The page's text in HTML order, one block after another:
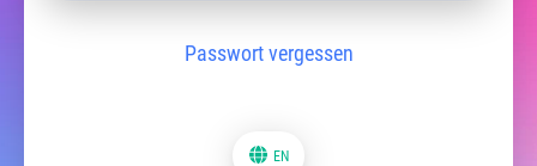
Passwort vergessen
EN